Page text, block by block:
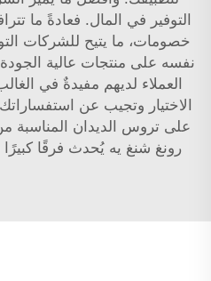
التوفير في المال. فعادةً ما
خصومات، ما يتيح للشركات
نفسه على منتجات عالية
العملاء لديهم مفيدةٌ في
الاختيار وتجيب عن
على تروس الديدان المناسبة
رونغ شنغ يه يُحدث فرقًا